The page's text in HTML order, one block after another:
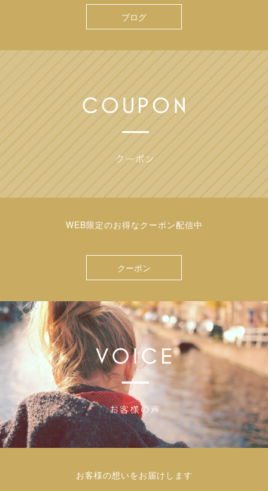
ブログ
WEB限定のお得なクーポン配信中
クーポン
お客様の想いをお届けします